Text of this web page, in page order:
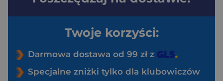
Twoje korzyści:
Darmowa dostawa od 99 zł z
Specjalne zniżki tylko dla klubowiczów